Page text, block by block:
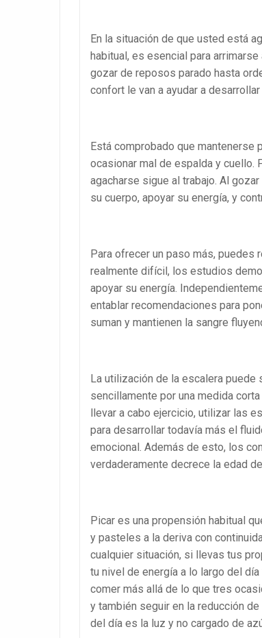
En la situación de que usted está
habitual, es esencial para
gozar de reposos parado hasta
confort le van a ayudar a
Está comprobado que
ocasionar mal de espalda y cuello.
agacharse sigue al trabajo. Al
su cuerpo, apoyar su energía, y
Para ofrecer un paso más, puedes
realmente difícil, los estudios
apoyar su energía.
entablar recomendaciones para
suman y mantienen la sangre
La utilización de la escalera puede
sencillamente por una medida
llevar a cabo ejercicio, utilizar las
para desarrollar todavía más el
emocional. Además de esto, los
verdaderamente decrece la edad
Picar es una propensión habitual
y pasteles a la deriva con
cualquier situación, si llevas tus
tu nivel de energía a lo largo del
comer más allá de lo que tres
y también seguir en la reducción
del día es la luz y no cargado de